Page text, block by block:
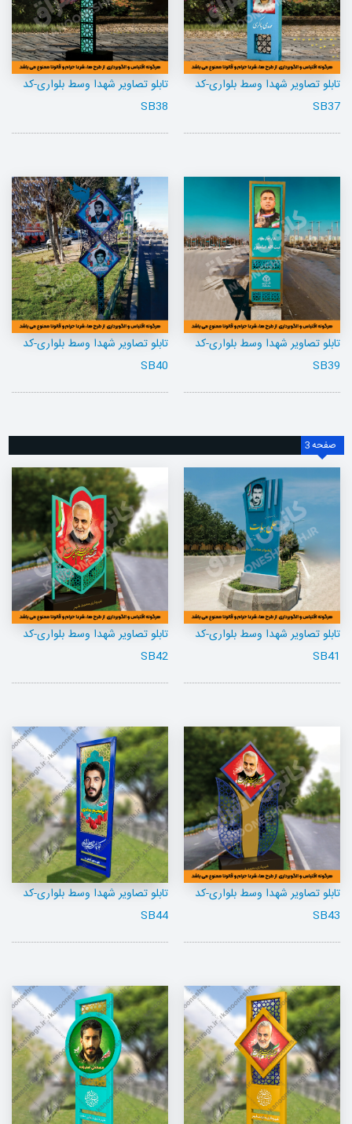
تابلو تصاویر شهدا وسط بلواری-کد
SB37
تابلو تصاویر شهدا وسط بلواری-کد
SB38
تابلو تصاویر شهدا وسط بلواری-کد
SB39
تابلو تصاویر شهدا وسط بلواری-کد
SB40
صفحه3
تابلو تصاویر شهدا وسط بلواری-کد
SB41
تابلو تصاویر شهدا وسط بلواری-کد
SB42
تابلو تصاویر شهدا وسط بلواری-کد
SB43
تابلو تصاویر شهدا وسط بلواری-کد
SB44